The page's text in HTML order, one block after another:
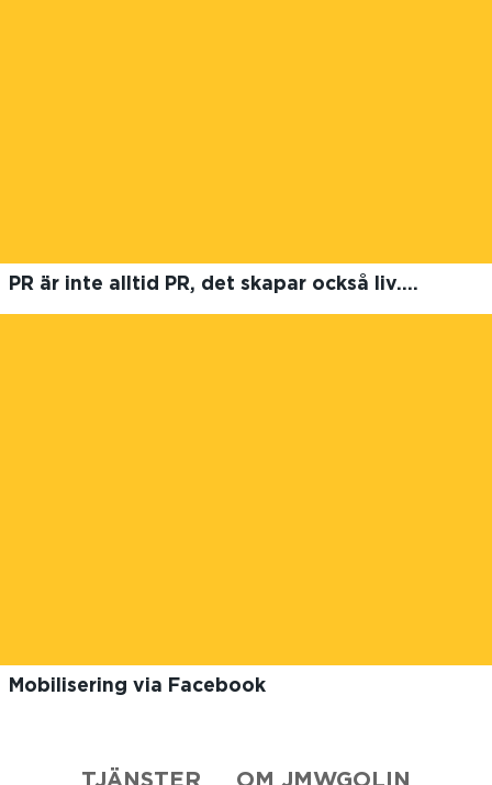
PR är inte alltid PR, det skapar också liv….
Mobilisering via Facebook